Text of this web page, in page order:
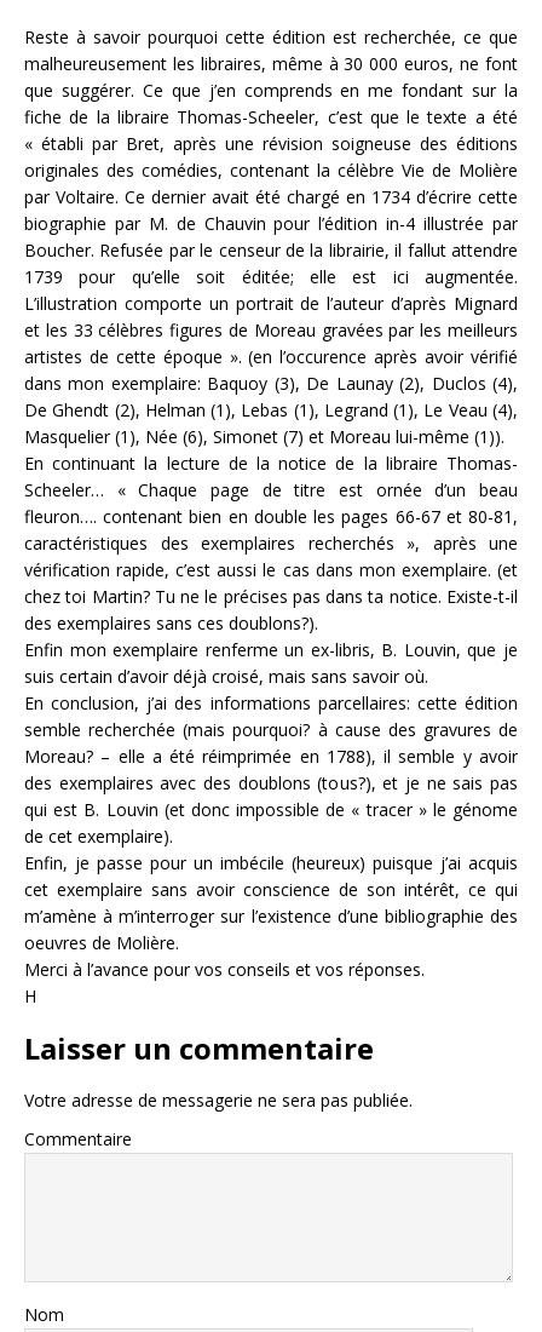
Reste à savoir pourquoi cette édition est recherchée, ce que
malheureusement les libraires, même à 30 000 euros, ne font
que suggérer. Ce que j’en comprends en me fondant sur la
fiche de la libraire Thomas-Scheeler, c’est que le texte a été
« établi par Bret, après une révision soigneuse des éditions
originales des comédies, contenant la célèbre Vie de Molière
par Voltaire. Ce dernier avait été chargé en 1734 d’écrire cette
biographie par M. de Chauvin pour l’édition in-4 illustrée par
Boucher. Refusée par le censeur de la librairie, il fallut attendre
1739 pour qu’elle soit éditée; elle est ici augmentée.
L’illustration comporte un portrait de l’auteur d’après Mignard
et les 33 célèbres figures de Moreau gravées par les meilleurs
artistes de cette époque ». (en l’occurence après avoir vérifié
dans mon exemplaire: Baquoy (3), De Launay (2), Duclos (4),
De Ghendt (2), Helman (1), Lebas (1), Legrand (1), Le Veau (4),
Masquelier (1), Née (6), Simonet (7) et Moreau lui-même (1)).
En continuant la lecture de la notice de la libraire Thomas-
Scheeler… « Chaque page de titre est ornée d’un beau
fleuron…. contenant bien en double les pages 66-67 et 80-81,
caractéristiques des exemplaires recherchés », après une
vérification rapide, c’est aussi le cas dans mon exemplaire. (et
chez toi Martin? Tu ne le précises pas dans ta notice. Existe-t-il
des exemplaires sans ces doublons?).
Enfin mon exemplaire renferme un ex-libris, B. Louvin, que je
suis certain d’avoir déjà croisé, mais sans savoir où.
En conclusion, j’ai des informations parcellaires: cette édition
semble recherchée (mais pourquoi? à cause des gravures de
Moreau? – elle a été réimprimée en 1788), il semble y avoir
des exemplaires avec des doublons (tous?), et je ne sais pas
qui est B. Louvin (et donc impossible de « tracer » le génome
de cet exemplaire).
Enfin, je passe pour un imbécile (heureux) puisque j’ai acquis
cet exemplaire sans avoir conscience de son intérêt, ce qui
m’amène à m’interroger sur l’existence d’une bibliographie des
oeuvres de Molière.
Merci à l’avance pour vos conseils et vos réponses.
H
Laisser un commentaire
Votre adresse de messagerie ne sera pas publiée.
Commentaire
Nom